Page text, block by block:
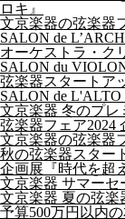
ロキ』
文京楽器の弦楽器
SALON de
オーケストラ・ク
SALON du
弦楽器スタートア
SALON de
文京楽器 冬のプレ
弦楽器フェア2024
文京楽器の弦楽器
秋の弦楽器スター
企画展『時代を超
文京楽器 サマーセ
文京楽器 夏の弦楽
予算500万円以内